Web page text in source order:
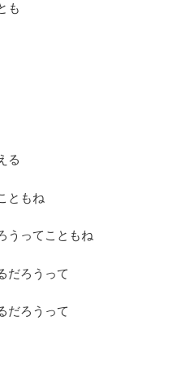
も
る
ともね
うってこともね
だろうって
だろうって